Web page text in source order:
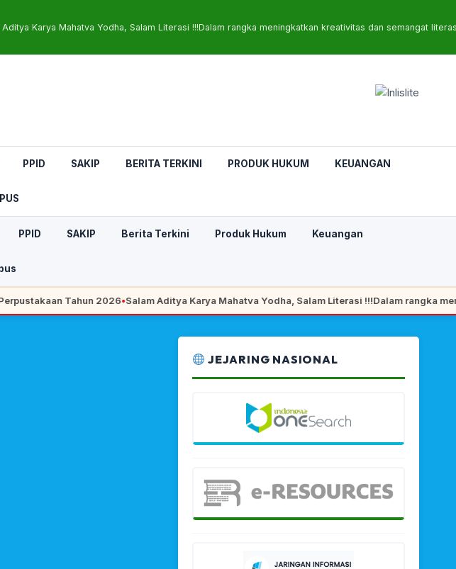
Aditya Karya Mahatva Yodha, Salam Literasi !!!Dalam rangka meningkatkan kreativitas dan semangat
PPID SAKIP BERITA TERKINI PRODUK HUKUM KEUANGAN
PPID SAKIP Berita Terkini Produk Hukum Keuangan
Tahun 2026•Salam Aditya Karya Mahatva Yodha, Salam Literasi !!!Dalam rangka
JEJARING NASIONAL